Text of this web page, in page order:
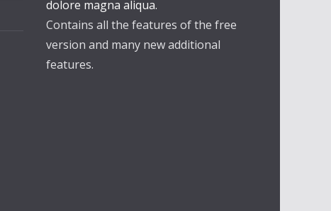
dolore magna aliqua.
Contains all the features of the free
version and many new additional
features.